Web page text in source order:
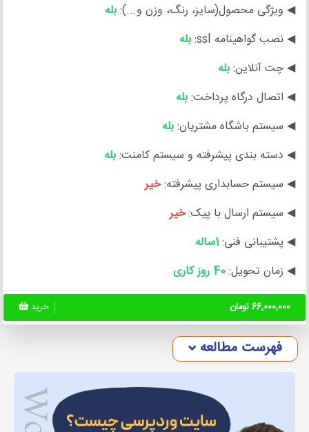
◀ ویژگی محصول(سایز، رنگ، وزن و...):بله
◀ نصب گواهینامه ssl:
بله
◀ چت آنلاین:بله
◀ اتصال درگاه پرداخت:بله
◀ سیستم باشگاه مشتریان:بله
◀ دسته بندی پیشرفته و سیستم کامنت:بله
◀ سیستم حسابداری پیشرفته:خیر
◀ سیستم ارسال با پیک:خیر
◀ پشتیبانی فنی:1ساله
◀ زمان تحویل:40 روز کاری
66,000,000 تومان خرید
فهرست مطالعه